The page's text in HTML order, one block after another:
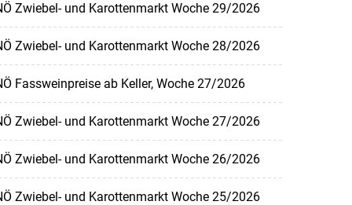
Zwiebel- und Karottenmarkt Woche 29/2026
Zwiebel- und Karottenmarkt Woche 28/2026
Fassweinpreise ab Keller, Woche 27/2026
Zwiebel- und Karottenmarkt Woche 27/2026
Zwiebel- und Karottenmarkt Woche 26/2026
Zwiebel- und Karottenmarkt Woche 25/2026